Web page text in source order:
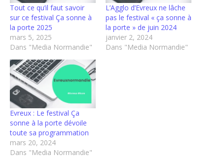
Tout ce qu’il faut savoir
sur ce festival Ça sonne à
la porte 2025
mars 5, 2025
Dans "Media Normandie"
L’Agglo d’Evreux ne lâche
pas le festival « ça sonne à
la porte » de juin 2024
janvier 2, 2024
Dans "Media Normandie"
Evreux : Le festival Ça
sonne à la porte dévoile
toute sa programmation
mars 20, 2024
Dans "Media Normandie"